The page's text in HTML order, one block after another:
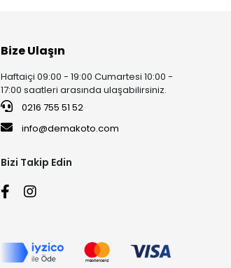
Bize Ulaşın
Haftaiçi 09:00 - 19:00 Cumartesi 10:00 -
17:00 saatleri arasında ulaşabilirsiniz.
0216 755 51 52
info@demakoto.com
Bizi Takip Edin